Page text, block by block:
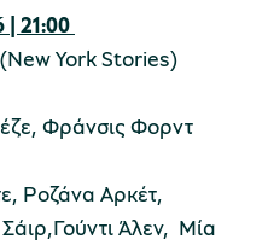
| 21:00
York Stories)
Φράνσις Φορντ
Ροζάνα Αρκέτ,
Σάιρ,Γούντι Άλεν, Μία